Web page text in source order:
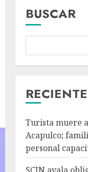
BUSCAR
Turista muere
Acapulco;
personal